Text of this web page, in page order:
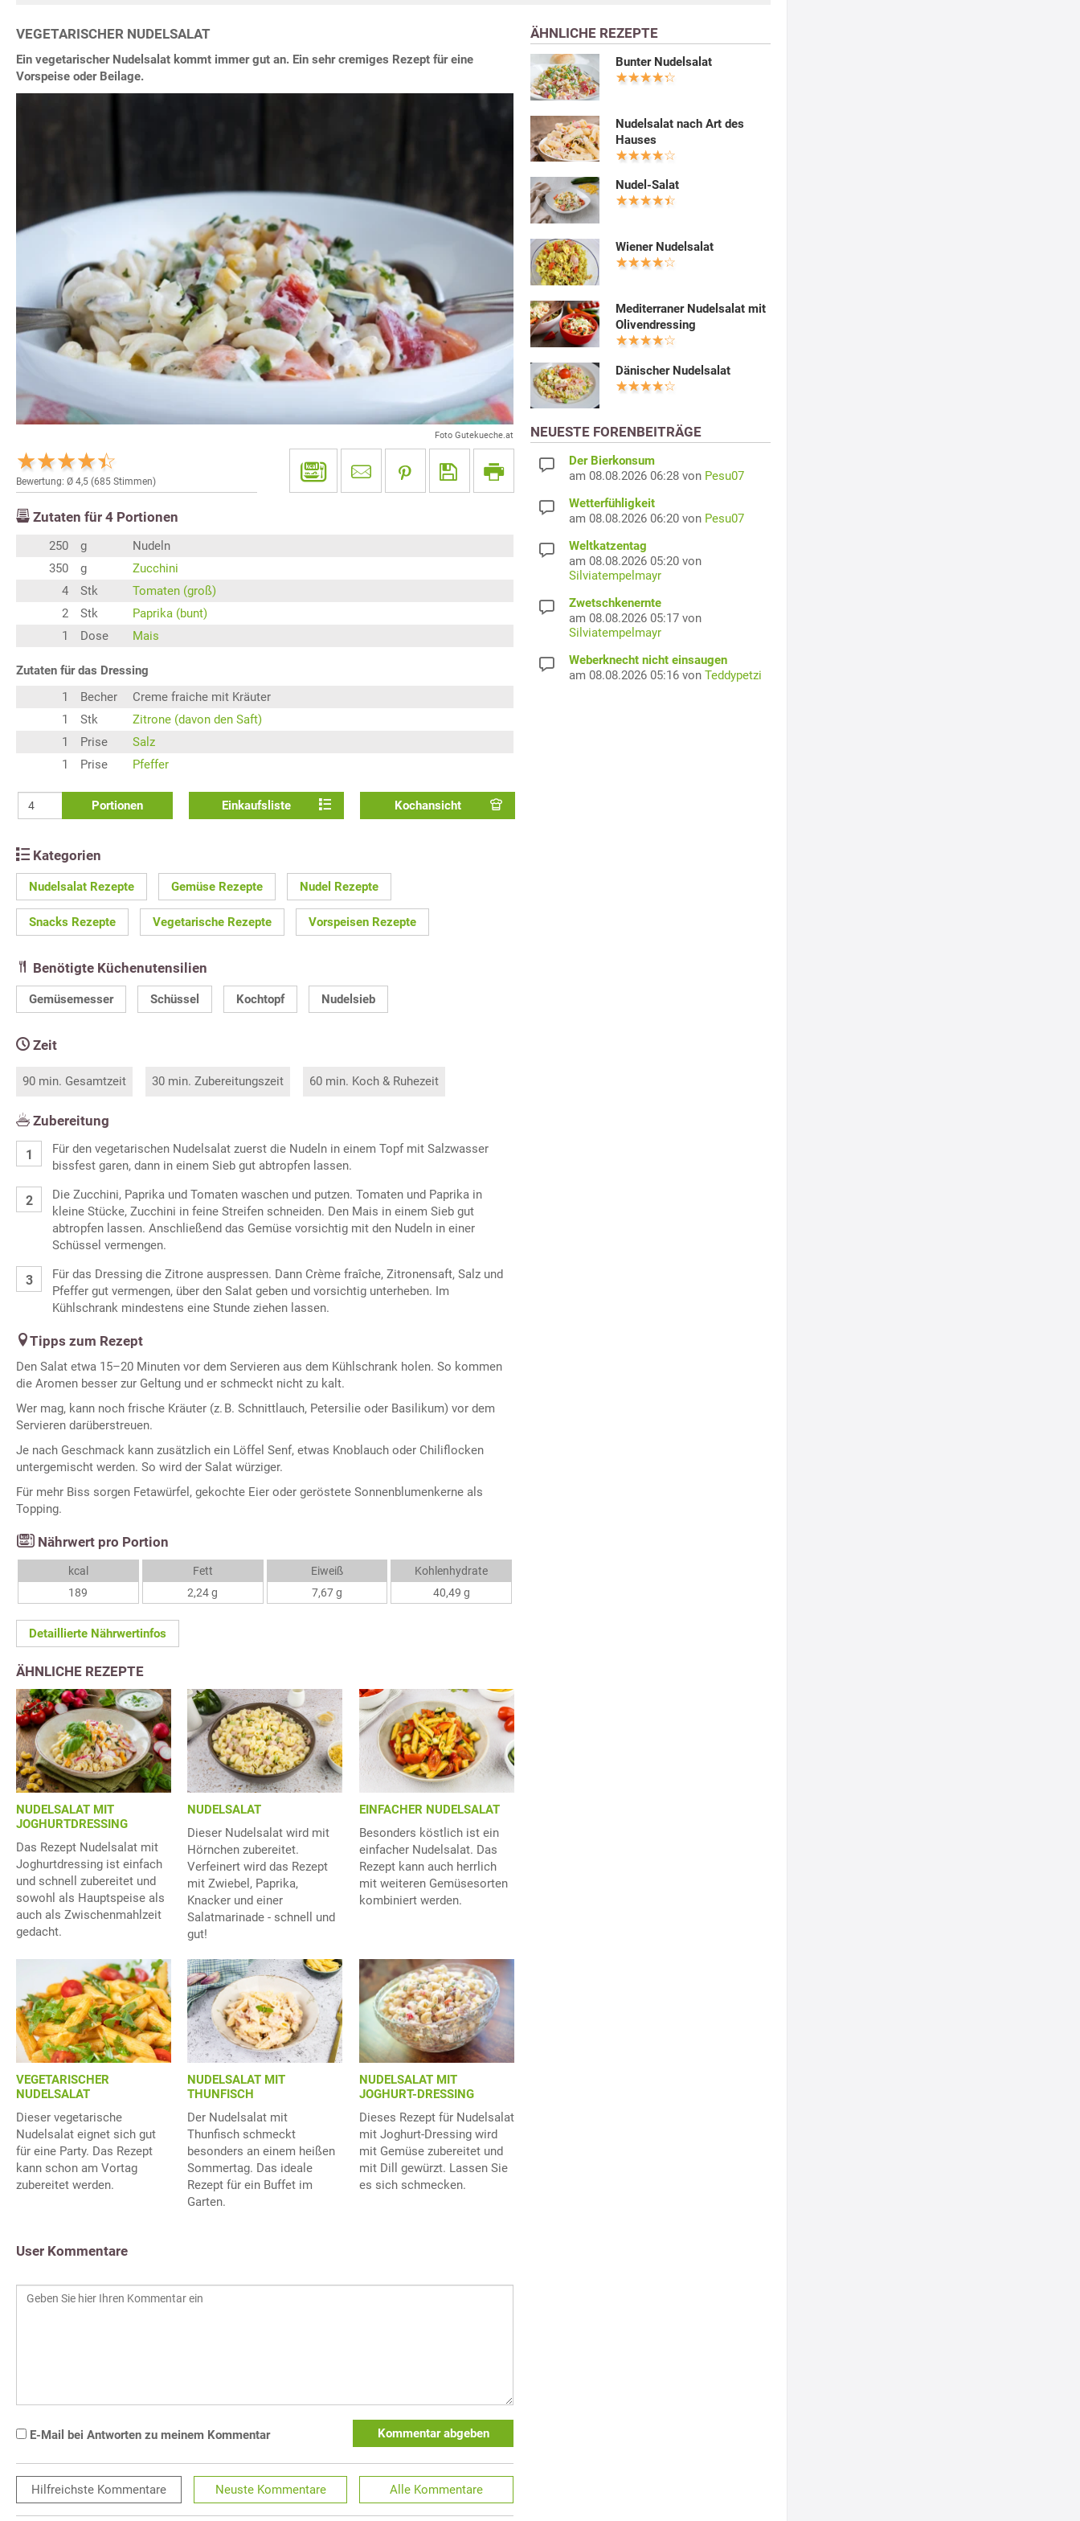
VEGETARISCHER NUDELSALAT
Ein vegetarischer Nudelsalat kommt immer gut an. Ein sehr cremiges Rezept für eine
Vorspeise oder Beilage.
Foto Gutekueche.at
Bewertung: Ø 4,5 (685 Stimmen)
Zutaten für 4 Portionen
250 g
Nudeln
350
g
Zucchini
4
Stk
Tomaten (groß)
2
Stk
Paprika (bunt)
1
Dose Mais
Zutaten für das Dressing
1
Becher
Creme fraiche mit Kräuter
1
Stk
Zitrone (davon den Saft)
1
Prise
Salz
1
Prise Pfeffer
Portionen Einkaufsliste Kochansicht
Kategorien
Nudelsalat Rezepte Gemüse Rezepte Nudel Rezepte
Snacks Rezepte Vegetarische Rezepte Vorspeisen Rezepte
Benötigte Küchenutensilien
Gemüsemesser Schüssel Kochtopf Nudelsieb
Zeit
90 min. Gesamtzeit 30 min. Zubereitungszeit 60 min. Koch & Ruhezeit
Zubereitung
Für den vegetarischen Nudelsalat zuerst die Nudeln in einem Topf mit Salzwasser
bissfest garen, dann in einem Sieb gut abtropfen lassen.
Die Zucchini, Paprika und Tomaten waschen und putzen. Tomaten und Paprika in
kleine Stücke, Zucchini in feine Streifen schneiden. Den Mais in einem Sieb gut
abtropfen lassen. Anschließend das Gemüse vorsichtig mit den Nudeln in einer
Schüssel vermengen.
Für das Dressing die Zitrone auspressen. Dann Crème fraîche, Zitronensaft, Salz und
Pfeffer gut vermengen, über den Salat geben und vorsichtig unterheben. Im
Kühlschrank mindestens eine Stunde ziehen lassen.
Tipps zum Rezept
Den Salat etwa 15–20 Minuten vor dem Servieren aus dem Kühlschrank holen. So kommen
die Aromen besser zur Geltung und er schmeckt nicht zu kalt.
Wer mag, kann noch frische Kräuter (z. B. Schnittlauch, Petersilie oder Basilikum) vor dem
Servieren darüberstreuen.
Je nach Geschmack kann zusätzlich ein Löffel Senf, etwas Knoblauch oder Chiliflocken
untergemischt werden. So wird der Salat würziger.
Für mehr Biss sorgen Fetawürfel, gekochte Eier oder geröstete Sonnenblumenkerne als
Topping.
Nährwert pro Portion
kcal
189
Fett
2,24 g
Eiweiß
7,67 g
Kohlenhydrate
40,49 g
Detaillierte Nährwertinfos
ÄHNLICHE REZEPTE
NUDELSALAT MIT
JOGHURTDRESSING
Das Rezept Nudelsalat mit
Joghurtdressing ist einfach
und schnell zubereitet und
sowohl als Hauptspeise als
auch als Zwischenmahlzeit
gedacht.
NUDELSALAT
Dieser Nudelsalat wird mit
Hörnchen zubereitet.
Verfeinert wird das Rezept
mit Zwiebel, Paprika,
Knacker und einer
Salatmarinade - schnell und
gut!
EINFACHER NUDELSALAT
Besonders köstlich ist ein
einfacher Nudelsalat. Das
Rezept kann auch herrlich
mit weiteren Gemüsesorten
kombiniert werden.
VEGETARISCHER
NUDELSALAT
Dieser vegetarische
Nudelsalat eignet sich gut
für eine Party. Das Rezept
kann schon am Vortag
zubereitet werden.
NUDELSALAT MIT
THUNFISCH
Der Nudelsalat mit
Thunfisch schmeckt
besonders an einem heißen
Sommertag. Das ideale
Rezept für ein Buffet im
Garten.
NUDELSALAT MIT
JOGHURT-DRESSING
Dieses Rezept für Nudelsalat
mit Joghurt-Dressing wird
mit Gemüse zubereitet und
mit Dill gewürzt. Lassen Sie
es sich schmecken.
User Kommentare
E-Mail bei Antworten zu meinem Kommentar Kommentar abgeben
Hilfreichste Kommentare Neuste Kommentare Alle Kommentare
ÄHNLICHE REZEPTE
Bunter Nudelsalat
Nudelsalat nach Art des
Hauses
Nudel-Salat
Wiener Nudelsalat
Mediterraner Nudelsalat mit
Olivendressing
Dänischer Nudelsalat
NEUESTE FORENBEITRÄGE
Der Bierkonsum
am 08.08.2026 06:28 von Pesu07
Wetterfühligkeit
am 08.08.2026 06:20 von Pesu07
Weltkatzentag
am 08.08.2026 05:20 von
Silviatempelmayr
Zwetschkenernte
am 08.08.2026 05:17 von
Silviatempelmayr
Weberknecht nicht einsaugen
am 08.08.2026 05:16 von Teddypetzi